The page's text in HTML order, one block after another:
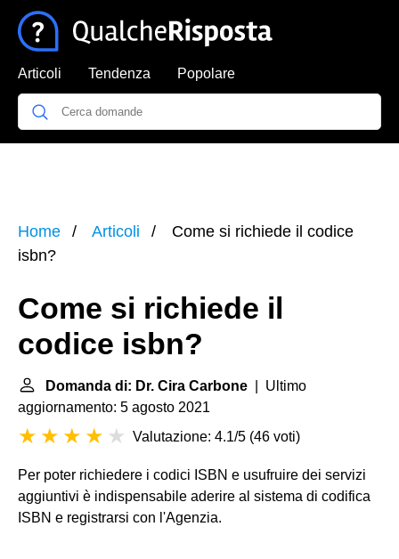
Articoli Tendenza Popolare
Home Articoli
Come si richiede il codice
isbn?
Come si richiede il
codice isbn?
Domanda di: Dr. Cira Carbone | Ultimo
aggiornamento: 5 agosto 2021
Valutazione: 4.1/5 (46 voti)
Per poter richiedere i codici ISBN e usufruire dei servizi
aggiuntivi è indispensabile aderire al sistema di codifica
ISBN e registrarsi con l'Agenzia.